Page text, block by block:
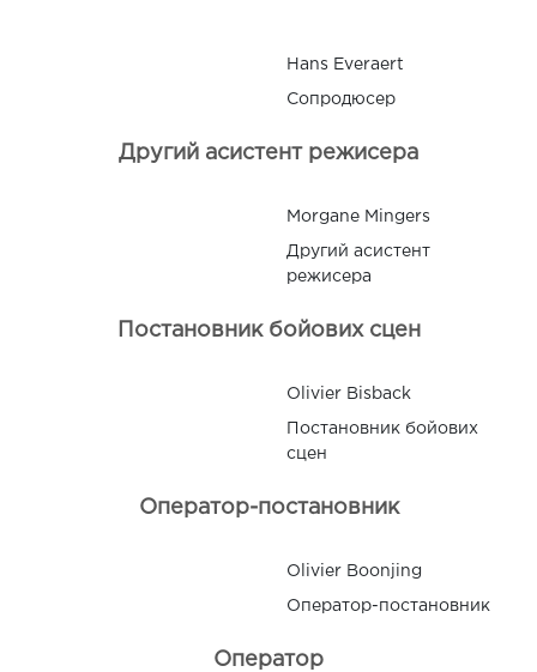
Hans Everaert
Сопродюсер
Другий асистент режисера
Morgane Mingers
Другий асистент
режисера
Постановник бойових сцен
Olivier Bisback
Постановник бойових
сцен
Оператор-постановник
Olivier Boonjing
Оператор-постановник
Оператор